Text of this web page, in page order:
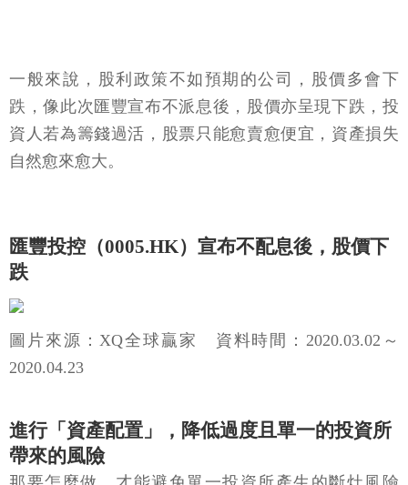
一般來說，股利政策不如預期的公司，股價多會下
跌，像此次匯豐宣布不派息後，股價亦呈現下跌，投
資人若為籌錢過活，股票只能愈賣愈便宜，資產損失
自然愈來愈大。
匯豐投控（0005.HK）宣布不配息後，股價下
跌
圖片來源：XQ全球贏家 資料時間：2020.03.02～
2020.04.23
進行「資產配置」，降低過度且單一的投資所
帶來的風險